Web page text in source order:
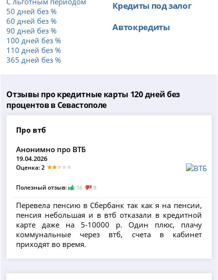
50 дней без %
60 дней без %
90 дней без %
100 дней без %
110 дней без %
365 дней без %
Кредиты под залог
Автокредиты
Отзывы про кредитные карты 120 дней без
процентов в Севастополе
Про втб
Анонимно про ВТБ
19.04.2026
Оценка: 2
Полезный отзыв: 16 8
Перевела пенсию в Сбербанк так как я на пенсии,
пенсия небольшая и в втб отказали в кредитной
карте даже на 5-10000 р. Один плюс, плачу
коммунальные через втб, счета в кабинет
приходят во время.